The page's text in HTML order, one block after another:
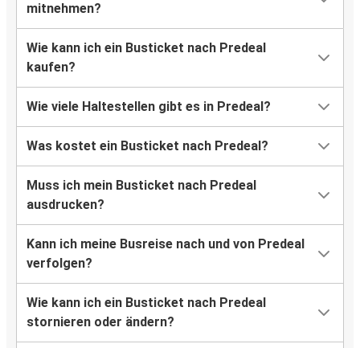
mitnehmen?
Wie kann ich ein Busticket nach Predeal
kaufen?
Wie viele Haltestellen gibt es in Predeal?
Was kostet ein Busticket nach Predeal?
Muss ich mein Busticket nach Predeal
ausdrucken?
Kann ich meine Busreise nach und von Predeal
verfolgen?
Wie kann ich ein Busticket nach Predeal
stornieren oder ändern?